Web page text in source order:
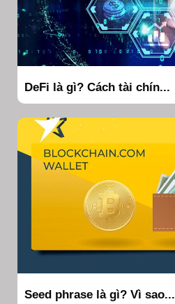
DeFi là gì? Cách tài chín...
Seed phrase là gì? Vì sao...